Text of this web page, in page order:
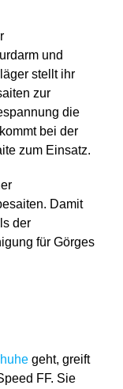
und
stellt ihr
zur
die
bei der
zum Einsatz.
Damit
der
für Görges
geht, greift
FF. Sie